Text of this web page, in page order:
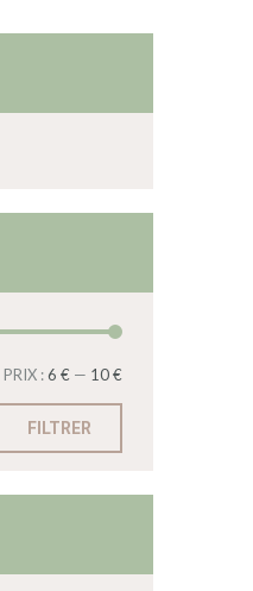
FILTRER
PRIX :6 € — 10 €